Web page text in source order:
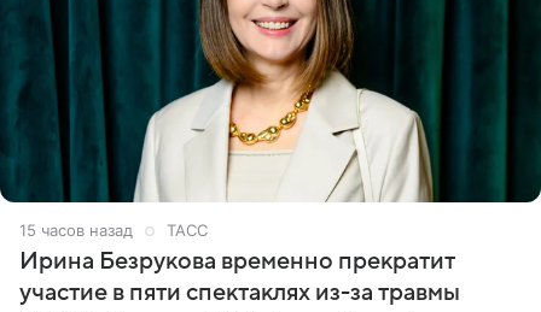
15 часов назад ТАСС
Ирина Безрукова временно прекратит
участие в пяти спектаклях из-за травмы